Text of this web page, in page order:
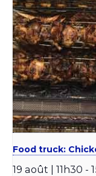
Food truck:
19 août | 11h30 -